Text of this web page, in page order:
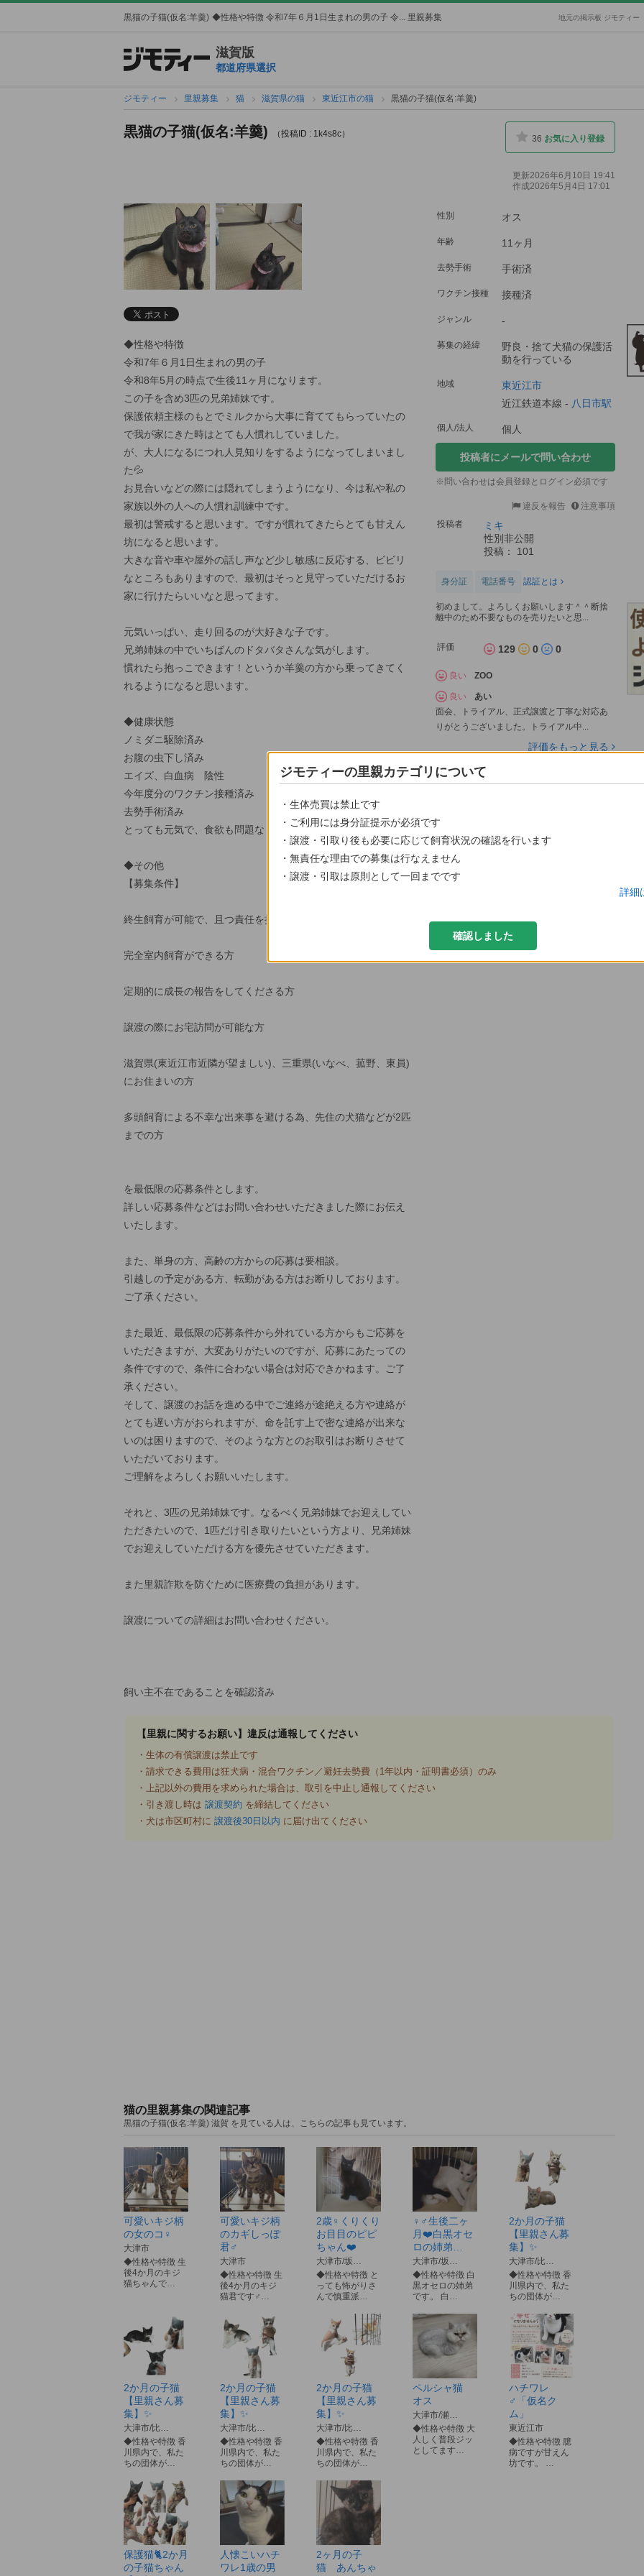
黒猫の子猫(仮名:羊羹) ◆性格や特徴 令和7年６月1日生まれの男の子 令... 里親募集 地元の掲示板 ジモティー
滋賀版
都道府県選択
ジモティー 里親募集 猫 滋賀県の猫 東近江市の猫 黒猫の子猫(仮名:羊羹)
黒猫の子猫(仮名:羊羹) （投稿ID : 1k4s8c） 36 お気に入り登録
更新2026年6月10日 19:41
作成2026年5月4日 17:01
◆性格や特徴
令和7年６月1日生まれの男の子
令和8年5月の時点で生後11ヶ月になります。
この子を含め3匹の兄弟姉妹です。
保護依頼主様のもとでミルクから大事に育ててもらっていたの
で我が家にきた時はとても人慣れしていました。
が、大人になるにつれ人見知りをするようになってしまいまし
た💦
お見合いなどの際には隠れてしまうようになり、今は私や私の
家族以外の人への人慣れ訓練中です。
最初は警戒すると思います。ですが慣れてきたらとても甘えん
坊になると思います。
大きな音や車や屋外の話し声など少し敏感に反応する、ビビリ
なところもありますので、最初はそっと見守っていただけるお
家に行けたらいいなと思ってます。
元気いっぱい、走り回るのが大好きな子です。
兄弟姉妹の中でいちばんのドタバタさんな気がします。
慣れたら抱っこできます！というか羊羹の方から乗ってきてく
れるようになると思います。
◆健康状態
ノミダニ駆除済み
お腹の虫下し済み
エイズ、白血病 陰性
今年度分のワクチン接種済み
去勢手術済み
とっても元気で、食欲も問題なし
◆その他
【募集条件】
終生飼育が可能で、且つ責任を持ってお世話できる方
完全室内飼育ができる方
定期的に成長の報告をしてくださる方
譲渡の際にお宅訪問が可能な方
滋賀県(東近江市近隣が望ましい)、三重県(いなべ、菰野、東員)
にお住まいの方
多頭飼育による不幸な出来事を避ける為、先住の犬猫などが2匹
までの方
を最低限の応募条件とします。
詳しい応募条件などはお問い合わせいただきました際にお伝え
いたします。
また、単身の方、高齢の方からの応募は要相談。
引越しの予定がある方、転勤がある方はお断りしております。
ご了承ください。
また最近、最低限の応募条件から外れている方からもご応募を
いただきますが、大変ありがたいのですが、応募にあたっての
条件ですので、条件に合わない場合は対応できかねます。ご了
承ください。
そして、譲渡のお話を進める中でご連絡が途絶える方や連絡が
とても遅い方がおられますが、命を託す上で密な連絡が出来な
いのは困りますので、そのような方とのお取引はお断りさせて
いただいております。
ご理解をよろしくお願いいたします。
それと、3匹の兄弟姉妹です。なるべく兄弟姉妹でお迎えしてい
ただきたいので、1匹だけ引き取りたいという方より、兄弟姉妹
でお迎えしていただける方を優先させていただきます。
また里親詐欺を防ぐために医療費の負担があります。
譲渡についての詳細はお問い合わせください。
飼い主不在であることを確認済み
性別 オス
年齢 11ヶ月
去勢手術 手術済
ワクチン接種 接種済
ジャンル -
募集の経緯
野良・捨て犬猫の保護活
動を行っている
地域
東近江市
近江鉄道本線 - 八日市駅
個人/法人 個人
投稿者にメールで問い合わせ
※問い合わせは会員登録とログイン必須です
違反を報告
注意事項
投稿者
ミキ
性別非公開
投稿： 101
身分証 電話番号 認証とは
初めまして。よろしくお願いします＾＾断捨
離中のため不要なものを売りたいと思...
評価 129 0 0
良い ZOO
良い
あい
面会、トライアル、正式譲渡と丁寧な対応あ
りがとうございました。トライアル中...
評価をもっと見る
【里親に関するお願い】違反は通報してください
・生体の有償譲渡は禁止です
・請求できる費用は狂犬病・混合ワクチン／避妊去勢費（1年以内・証明書必須）のみ
・上記以外の費用を求められた場合は、取引を中止し通報してください
・引き渡し時は 譲渡契約 を締結してください
・犬は市区町村に 譲渡後30日以内 に届け出てください
猫の里親募集の関連記事
黒猫の子猫(仮名:羊羹) 滋賀 を見ている人は、こちらの記事も見ています。
可愛いキジ柄
の女のコ♀
大津市
◆性格や特徴 生
後4か月のキジ
猫ちゃんで…
可愛いキジ柄
のカギしっぽ
君♂
大津市
◆性格や特徴 生
後4か月のキジ
猫君です♂…
2歳♀くりくり
お目目のピピ
ちゃん❤️
大津市/坂…
◆性格や特徴 と
っても怖がりさ
んで慎重派…
♀♂生後二ヶ
月❤️白黒オセ
ロの姉弟…
大津市/坂…
◆性格や特徴 白
黒オセロの姉弟
です。 白…
2か月の子猫
【里親さん募
集】✨
大津市/比…
◆性格や特徴 香
川県内で、私た
ちの団体が…
2か月の子猫
【里親さん募
集】✨
大津市/比…
◆性格や特徴 香
川県内で、私た
ちの団体が…
2か月の子猫
【里親さん募
集】✨
大津市/比…
◆性格や特徴 香
川県内で、私た
ちの団体が…
2か月の子猫
【里親さん募
集】✨
大津市/比…
◆性格や特徴 香
川県内で、私た
ちの団体が…
ペルシャ猫
オス
大津市/瀬…
◆性格や特徴 大
人しく普段ジッ
としてます…
ハチワレ
♂「仮名ク
ム」
東近江市
◆性格や特徴 臆
病ですが甘えん
坊です。 …
保護猫🐈2か月
の子猫ちゃん
人懐こいハチ
ワレ1歳の男
2ヶ月の子
猫 あんちゃ
ジモティーの里親カテゴリについて
・生体売買は禁止です
・ご利用には身分証提示が必須です
・譲渡・引取り後も必要に応じて飼育状況の確認を行います
・無責任な理由での募集は行なえません
・譲渡・引取は原則として一回までです
詳細
確認しました